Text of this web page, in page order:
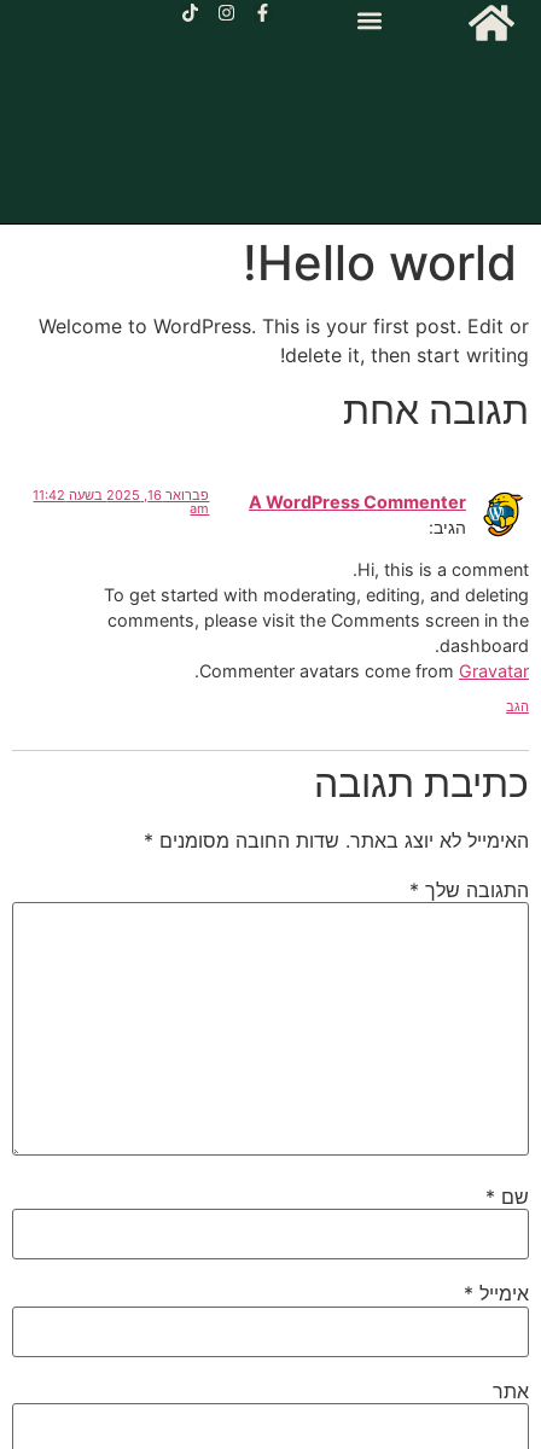
Hello
Welcome to WordPress. This is your first post.
delete it, then start
אחת
A WordPress Commenter
הגיב:
פברואר 16, 2025 בשעה 11:42
am
Hi, this is a
To get started with moderating, editing, and
comments, please visit the Comments screen
Commenter avatars come from
.
תגובה
לא יוצג באתר. שדות החובה מסומנים*
שלך *
*
*